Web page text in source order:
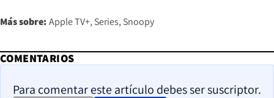
Más sobre: Apple TV+ Series Snoopy
COMENTARIOS
Para comentar este artículo debes ser suscriptor.